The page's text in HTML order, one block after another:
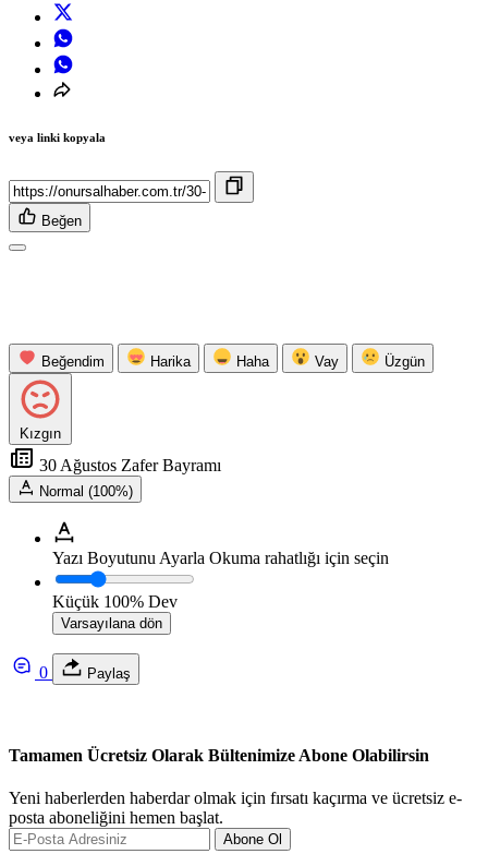
veya linki kopyala
Beğen
Beğendim Harika Haha Vay Üzgün
Kızgın
30 Ağustos Zafer Bayramı
Normal (100%)
Yazı Boyutunu Ayarla Okuma rahatlığı için seçin
Küçük 100% Dev
Varsayılana dön
0 Paylaş
Tamamen Ücretsiz Olarak Bültenimize Abone Olabilirsin
Yeni haberlerden haberdar olmak için fırsatı kaçırma ve ücretsiz e-
posta aboneliğini hemen başlat.
Abone Ol